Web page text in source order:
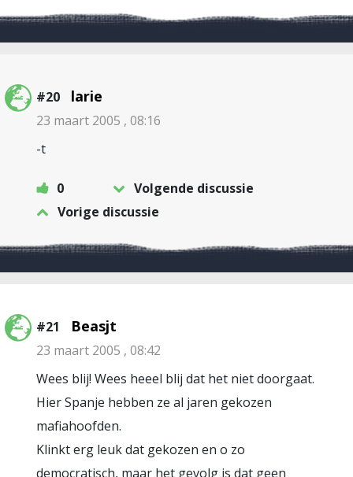
#20 larie
23 maart 2005 , 08:16
-t
0
Volgende discussie
Vorige discussie
#21 Beasjt
23 maart 2005 , 08:42
Wees blij! Wees heeel blij dat het niet doorgaat.
Hier Spanje hebben ze al jaren gekozen
mafiahoofden.
Klinkt erg leuk dat gekozen en o zo
democratisch, maar het gevolg is dat geen